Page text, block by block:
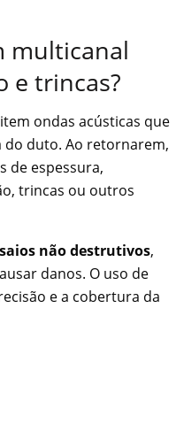
multicanal
e trincas?
ondas acústicas que
do duto. Ao retornarem,
de espessura,
trincas ou outros
não destrutivos,
danos. O uso de
e a cobertura da